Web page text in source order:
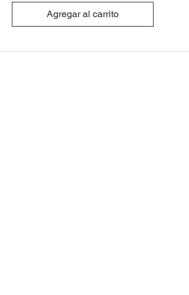
Agregar al carrito